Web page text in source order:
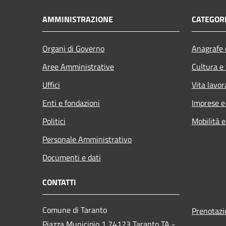
AMMINISTRAZIONE
Organi di Governo
Aree Amministrative
Uffici
Enti e fondazioni
Politici
Personale Amministrativo
Documenti e dati
Cultura
Vita
Imprese
Mobilità
CONTATTI
Comune di Taranto